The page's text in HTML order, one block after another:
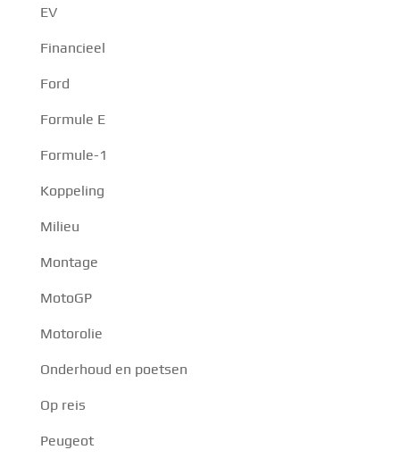
EV
Financieel
Ford
Formule E
Formule-1
Koppeling
Milieu
Montage
MotoGP
Motorolie
Onderhoud en poetsen
Op reis
Peugeot